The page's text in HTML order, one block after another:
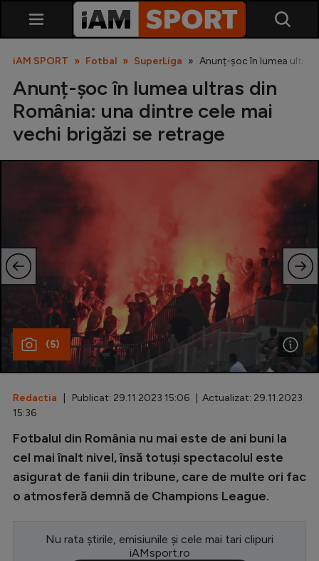
Echipa Națională
U21
Fotbal feminin
Special
Diverse
Inedit
Champions League
Conference League
iAM SPORT Fotbal SuperLiga Anunț-șoc în lumea ultras
Anunț-șoc în lumea ultras din
România: una dintre cele mai
vechi brigăzi se retrage
(5)
Redactia | Publicat: 29.11.2023 15:06 | Actualizat: 29.11.2023
15:36
Fotbalul din România nu mai este de ani buni la
cel mai înalt nivel, însă totuși spectacolul este
asigurat de fanii din tribune, care de multe ori fac
o atmosferă demnă de Champions League.
Nu rata știrile, emisiunile și cele mai tari clipuri
iAMsport.ro